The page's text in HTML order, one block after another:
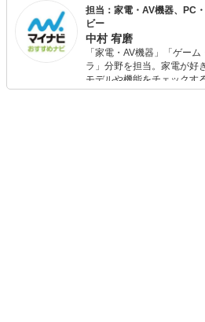
担当：家電・AV機器、PC
ビー
中村 宥磨
「家電・AV機器」「ゲー
ラ」分野を担当。家電が好
モデルや機能をチェックす
ムを楽しみながら、新作タ